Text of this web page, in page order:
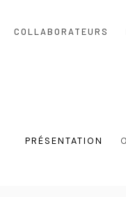
COLLABORATEURS
PRÉSENTATION